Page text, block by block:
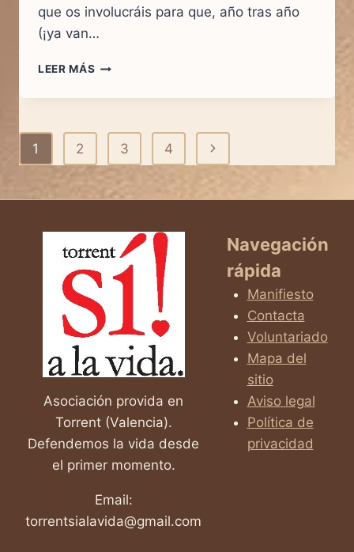
que os involucráis para que, año tras año
(¡ya van…
LEER MÁS GANADORES
XIV
DE
DIBUJO
INFANTIL
SOBRE
LA
Navegación
1 2 3 4
Siguiente
página
Asociación provida en
Torrent (Valencia).
Defendemos la vida desde
el primer momento.
Email:
torrentsialavida@gmail.com
Navegación
rápida
Manifiesto
Contacta
Voluntariado
Mapa del
sitio
Aviso legal
Política de
privacidad